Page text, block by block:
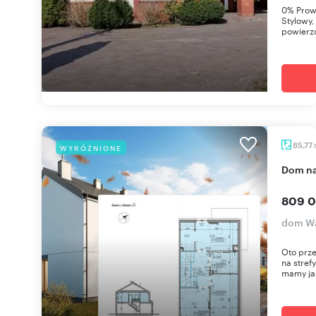
0%
WYRÓŻNIONE 85,77
dom
809
dom
Oto
na
mamy